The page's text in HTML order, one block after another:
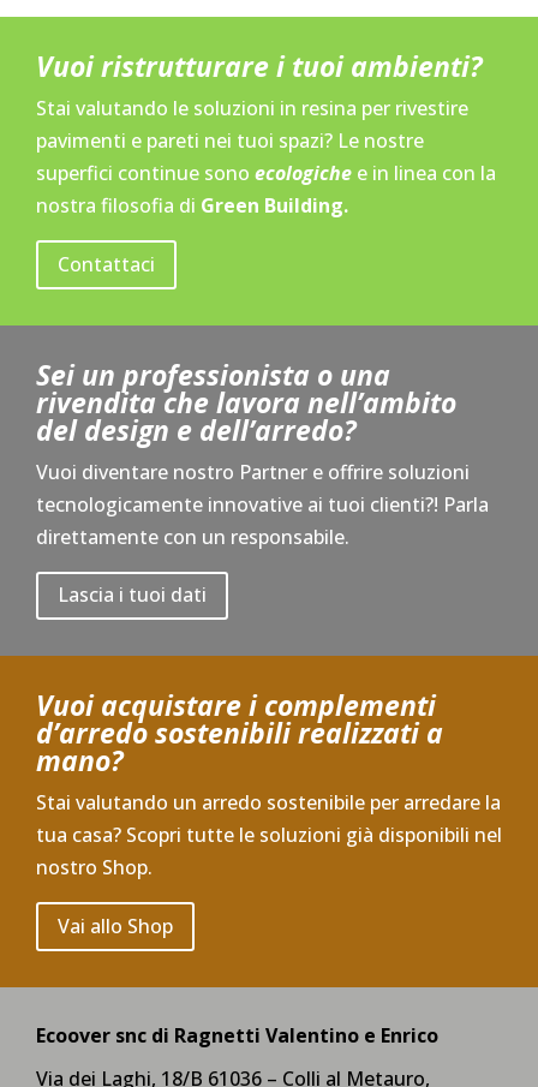
Vuoi ristrutturare i tuoi ambienti?
Stai valutando le soluzioni in resina per rivestire
pavimenti e pareti nei tuoi spazi? Le nostre
superfici continue sono ecologiche e in linea con la
nostra filosofia di Green Building.
Contattaci
Sei un professionista o una
rivendita che lavora nell’ambito
del design e dell’arredo?
Vuoi diventare nostro Partner e offrire soluzioni
tecnologicamente innovative ai tuoi clienti?! Parla
direttamente con un responsabile.
Lascia i tuoi dati
Vuoi acquistare i complementi
d’arredo sostenibili realizzati a
mano?
Stai valutando un arredo sostenibile per arredare la
tua casa? Scopri tutte le soluzioni già disponibili nel
nostro Shop.
Vai allo Shop
Ecoover snc di Ragnetti Valentino e Enrico
Via dei Laghi, 18/B 61036 – Colli al Metauro,